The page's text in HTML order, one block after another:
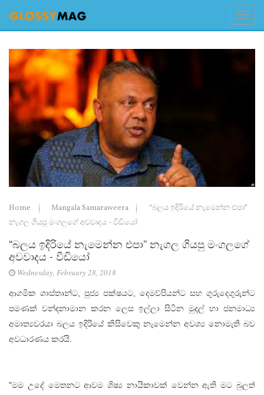
Home Mangala Samaraweera
“බලය ඉදිරියේ නැමෙන්න එපා”
නැගල ගියපු මංගලගේ අවවාදය - වීඩියෝ
“බලය ඉදිරියේ නැමෙන්න එපා” නැගල ගියපු මංගලගේ
අවවාදය - වීඩියෝ
Wednesday, February 28, 2018
ආගමික ශාස්තෘන්ට, පුජ්‍ය පක්ෂයට, දෙමව්පියන්ට සහ ගුරුදෙගුරුන්ට
පමණක් වන්දනාමාන කරන ලෙස ඉල්ලා සිටින මුදල් හා ජනමාධ්‍ය
අමාත්‍යවරයා බලය ඉදිරියේ කිසිවෙකු නැමෙන්න අවශ්‍ය නොමැති බව
අවධාරණය කරයි.
"මම උදේ මෙතනට ආවම ශිෂ්‍ය නායිකාවක් වෙන්න ඇති මට බුලත්